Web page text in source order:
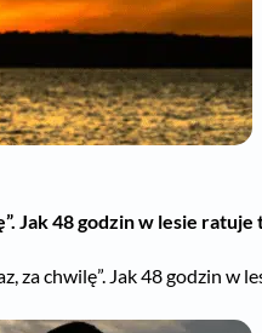
Jak 48 godzin w lesie
za chwilę”. Jak 48 godzin w